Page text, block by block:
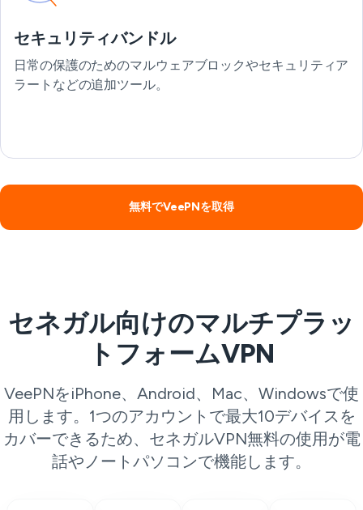
セキュリティバンドル
日常の保護のためのマルウェアブロックやセキュリティア
ラートなどの追加ツール。
無料でVeePNを取得
セネガル向けのマルチプラッ
トフォームVPN
VeePNをiPhone、Android、Mac、Windowsで使
用します。1つのアカウントで最大10デバイスを
カバーできるため、セネガルVPN無料の使用が電
話やノートパソコンで機能します。